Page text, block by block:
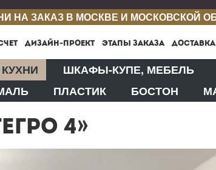
НА ЗАКАЗ В МОСКВЕ И МОСКОВСКОЙ
ДИЗАЙН-ПРОЕКТ ЭТАПЫ ЗАКАЗА
КУХНИ ШКАФЫ-КУПЕ, МЕБЕЛЬ
ПЛАСТИК БОСТОН
4»